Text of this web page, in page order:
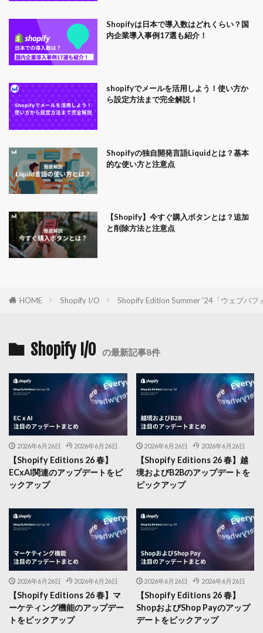
Shopifyは日本で導入数はどれくらい？国
内企業導入事例17選も紹介！
shopifyでメールを活用しよう！使い方か
ら設定方法まで完全解説！
Shopifyの独自開発言語Liquidとは？基本
的な使い方と注意点
【Shopify】今すぐ購入ボタンとは？追加
と削除方法と注意点
HOME Shopify I/O Shopify Edition Summer ’24「ウェブパ
Shopify I/O の最新記事8件
2026年6月26日 2026年6月26日
【Shopify Editions 26 春】
ECxAI関連のアップデートをピ
ックアップ
2026年6月26日 2026年6月26日
【Shopify Editions 26 春】越
境およびB2Bのアップデートを
ピックアップ
2026年6月26日 2026年6月26日
【Shopify Editions 26 春】マ
ーケティング機能のアップデー
トをピックアップ
2026年6月26日 2026年6月26日
【Shopify Editions 26 春】
ShopおよびShop Payのアップ
デートをピックアップ